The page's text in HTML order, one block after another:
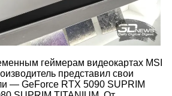
геймерам видеокартах MSI
представил свои
— GeForce RTX 5090 SUPRIM